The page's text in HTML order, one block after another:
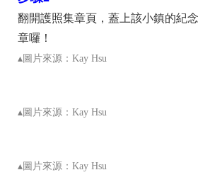
翻開護照集章頁，蓋上該小鎮的紀
章囉！
▴圖片來源：Kay Hsu
▴圖片來源：Kay Hsu
▴圖片來源：Kay Hsu